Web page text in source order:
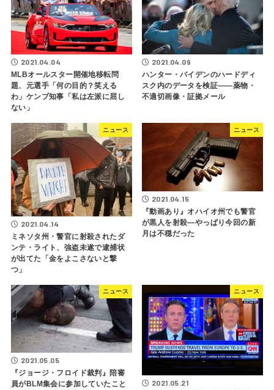
2021.04.04
MLBオールスター開催地移転問
題、元選手「何の目的？笑える
わ」ケンプ知事「私は左派に屈し
ない」
2021.04.09
ハンター・バイデンのハードディ
スク内のデータを検証――薬物・
不適切画像・証拠メール
ニュース
2021.04.14
ミネソタ州・警官に射殺されたダ
ンテ・ライト、強盗未遂で逮捕状
が出てた「金をよこさないと撃
つ」
ニュース
2021.04.15
『動画あり』オハイオ州でも警官
が黒人を射殺―やっぱり今回の新
月は不穏だった
ニュース
2021.05.05
『ジョージ・フロイド裁判』陪審
員がBLM集会に参加していたこと
ニュース
2021.05.21